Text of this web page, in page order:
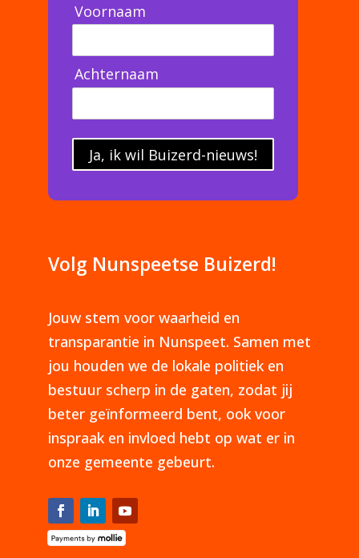
Voornaam
Achternaam
Ja, ik wil Buizerd-nieuws!
Volg Nunspeetse Buizerd!
Jouw stem voor waarheid en
transparantie in Nunspeet. Samen met
jou houden we de lokale politiek en
bestuur scherp in de gaten, zodat jij
beter geïnformeerd bent, ook voor
inspraak en invloed hebt op wat er in
onze gemeente gebeurt.